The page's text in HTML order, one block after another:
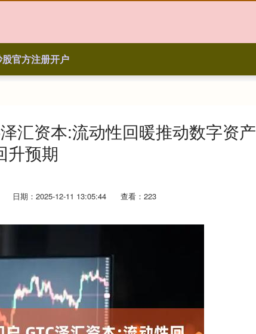
官方注册开户
汇资本:流动性回暖推动数字资产
升预期
日期：2025-12-11 13:05:44 查看：223